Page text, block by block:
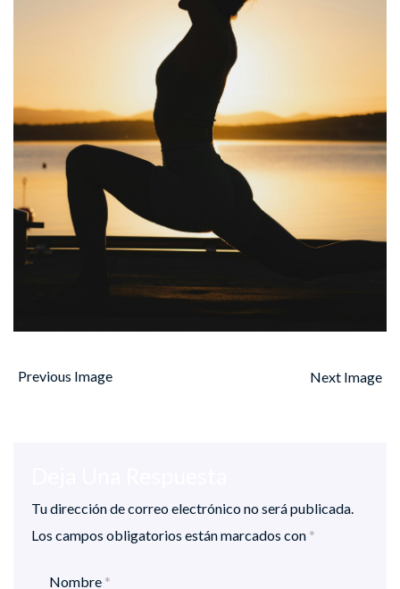
Previous Image Next Image
Tu dirección de correo electrónico no será publicada.
Los campos obligatorios están marcados con *
Nombre *